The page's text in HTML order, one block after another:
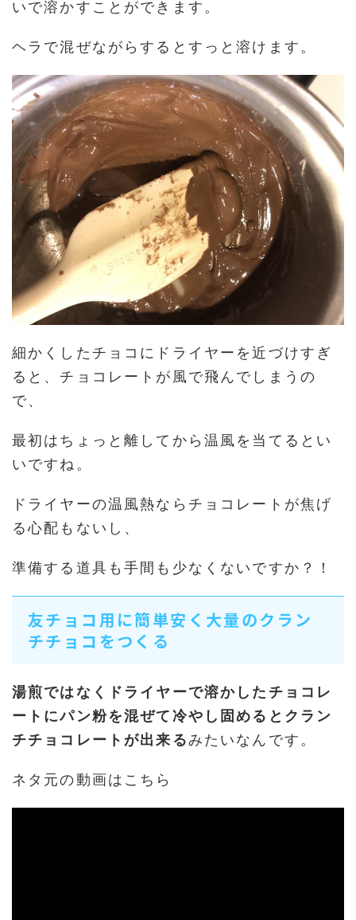
いで溶かすことができます。
ヘラで混ぜながらするとすっと溶けます。
細かくしたチョコにドライヤーを近づけすぎ
ると、チョコレートが風で飛んでしまうの
で、
最初はちょっと離してから温風を当てるとい
いですね。
ドライヤーの温風熱ならチョコレートが焦げ
る心配もないし、
準備する道具も手間も少なくないですか？！
友チョコ用に簡単安く大量のクラン
チチョコをつくる
湯煎ではなくドライヤーで溶かしたチョコレ
ートにパン粉を混ぜて冷やし固めるとクラン
チチョコレートが出来るみたいなんです。
ネタ元の動画はこちら